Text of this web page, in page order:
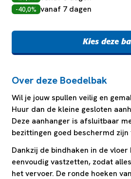
-40,0% vanaf 7 dagen
Kies deze
Over deze Boedelbak
Wil je jouw spullen veilig en
Huur dan de kleine gesloten
Deze aanhanger is afsluitbaar
bezittingen goed beschermd
Dankzij de bindhaken in de
eenvoudig vastzetten, zodat
het vervoer. De ronde hoeken